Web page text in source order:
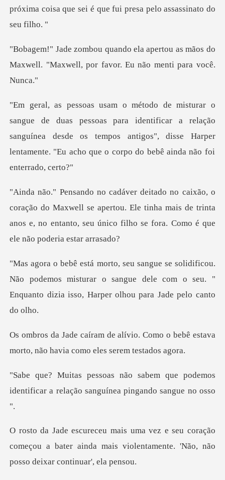
tou as mãos do
Maxwell. "Maxwell, por
ara identificar a relação
sanguínea desde os tempos antigos", disse Harper
Maxwell se apertou. Ele tinha mais de trinta
anos e, no entanto,
Não podemos misturar o sangue dele com o seu. "
Enquant
. Como o bebê estava
morto, não ha
que podemos
identificar a relação
ração
começou a bater ainda mais violentamente.